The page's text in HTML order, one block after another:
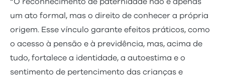
um ato formal, mas o direito de conhecer a própria
origem. Esse vínculo garante efeitos práticos, como
o acesso à pensão e à previdência, mas, acima de
tudo, fortalece a identidade, a autoestima e o
sentimento de pertencimento das crianças e